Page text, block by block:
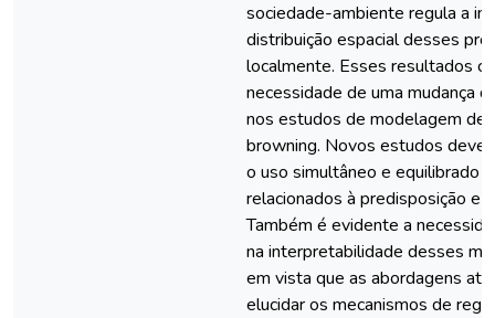
sociedade-ambiente regula a
distribuição espacial desses
localmente. Esses resultados
necessidade de uma mudança
nos estudos de modelagem de
browning. Novos estudos
o uso simultâneo e equilibrado
relacionados à predisposição e
Também é evidente a
na interpretabilidade desses
em vista que as abordagens
elucidar os mecanismos de